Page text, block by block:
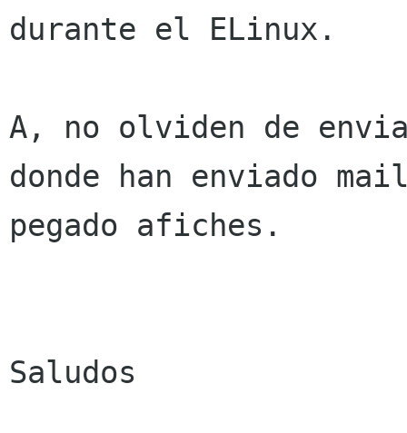
durante el ELinux.
A, no olviden de
donde han enviado
pegado afiches.
Saludos